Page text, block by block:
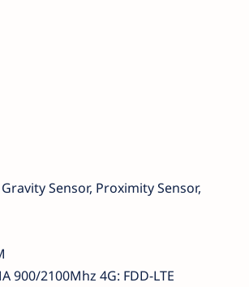
Sensor, Proximity Sensor,
900/2100Mhz 4G: FDD-LTE